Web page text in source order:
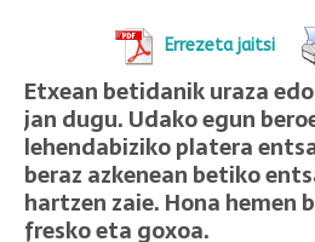
Errezeta jaitsi
Etxean betidanik uraza
jan dugu. Udako egun
lehendabiziko platera
beraz azkenean betiko
hartzen zaie. Hona hemen
fresko eta goxoa.